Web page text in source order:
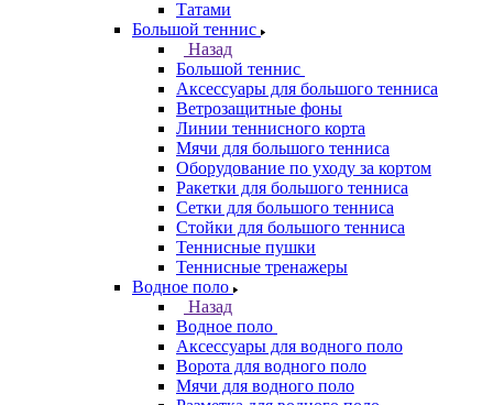
Татами
Большой теннис
Назад
Большой теннис
Аксессуары для большого тенниса
Ветрозащитные фоны
Линии теннисного корта
Мячи для большого тенниса
Оборудование по уходу за кортом
Ракетки для большого тенниса
Сетки для большого тенниса
Стойки для большого тенниса
Теннисные пушки
Теннисные тренажеры
Водное поло
Назад
Водное поло
Аксессуары для водного поло
Ворота для водного поло
Мячи для водного поло